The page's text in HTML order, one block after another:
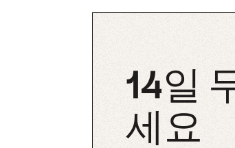
14일
세요